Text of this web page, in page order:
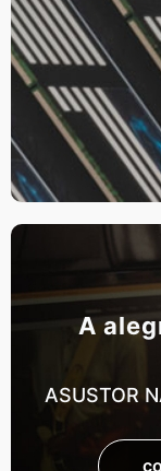
A
ASUSTOR